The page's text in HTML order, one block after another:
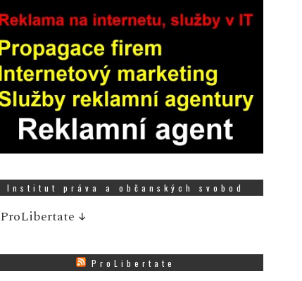
Institut práva a občanských svobod
ProLibertate ↓
ProLibertate